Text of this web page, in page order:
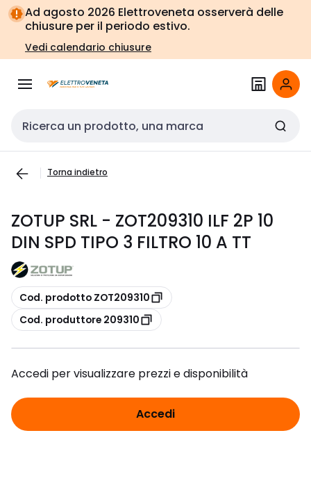
Vai alla
navigazione
Vai
alla
pagina
Ad agosto 2026 Elettroveneta osserverà delle
chiusure per il periodo estivo.
Vedi calendario chiusure
Cerca input
Torna indietro
ZOTUP SRL - ZOT209310 ILF 2P 10
DIN SPD TIPO 3 FILTRO 10 A TT
copia
Cod. prodotto ZOT209310
copia
Cod. produttore 209310
Accedi per visualizzare prezzi e disponibilità
Accedi